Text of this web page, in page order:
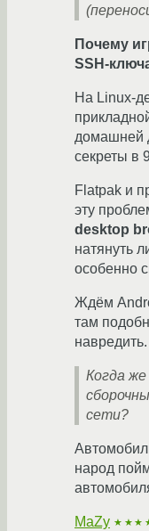
Почему
SSH-
На Linux-
домашней
секреты в
Flatpak и
эту
desktop
натянуть
особенно
Ждём
там
Когда
сети?
народ
MaZy